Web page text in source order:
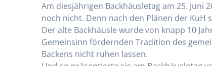
Am diesjährigen Backhäusletag am 25.
noch nicht. Denn nach den Plänen der
Der alte Backhäusle wurde von knapp 10
Gemeinsinn fördernden Tradition des
Backens nicht ruhen lassen.